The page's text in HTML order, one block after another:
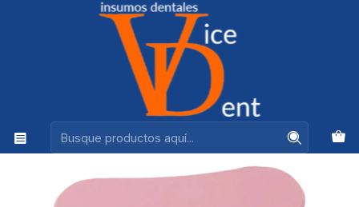
Ventas +56944575313
LABORATORIO LACA BASE UNIDAD